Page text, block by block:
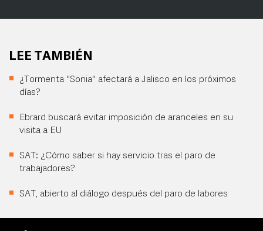
LEE TAMBIÉN
¿Tormenta "Sonia" afectará a Jalisco en los próximos
días?
Ebrard buscará evitar imposición de aranceles en su
visita a EU
SAT: ¿Cómo saber si hay servicio tras el paro de
trabajadores?
SAT, abierto al diálogo después del paro de labores